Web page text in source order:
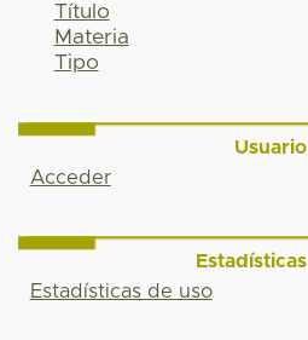
Título
Materia
Tipo
Usuario
Acceder
Estadísticas
Estadísticas de uso